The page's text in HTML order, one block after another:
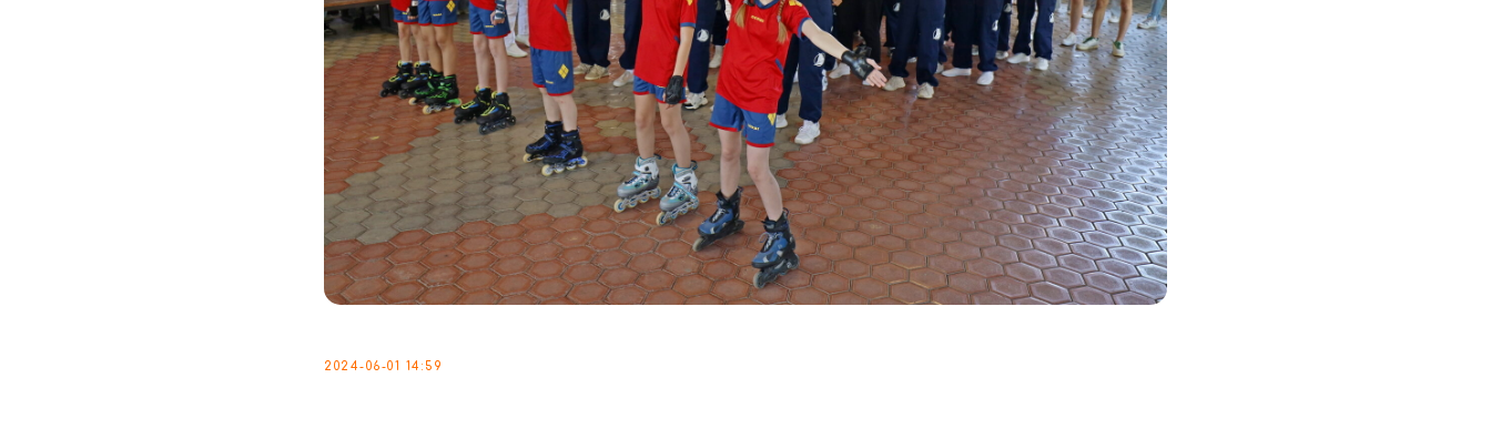
2024-06-01 14:59